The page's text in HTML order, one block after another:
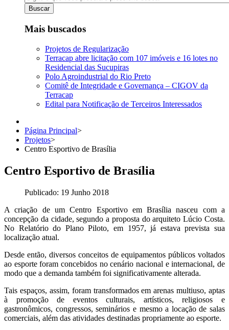
Buscar
Mais buscados
Projetos de Regularização
Terracap abre licitação com 107 imóveis e 16 lotes no
Residencial das Sucupiras
Polo Agroindustrial do Rio Preto
Comitê de Integridade e Governança – CIGOV da
Terracap
Edital para Notificação de Terceiros Interessados
Página Principal>
Projetos>
Centro Esportivo de Brasília
Centro Esportivo de Brasília
Publicado: 19 Junho 2018
A criação de um Centro Esportivo em Brasília nasceu com a
concepção da cidade, segundo a proposta do arquiteto Lúcio Costa.
No Relatório do Plano Piloto, em 1957, já estava prevista sua
localização atual.
Desde então, diversos conceitos de equipamentos públicos voltados
ao esporte foram concebidos no cenário nacional e internacional, de
modo que a demanda também foi significativamente alterada.
Tais espaços, assim, foram transformados em arenas multiuso, aptas
à promoção de eventos culturais, artísticos, religiosos e
gastronômicos, congressos, seminários e mesmo a locação de salas
comerciais, além das atividades destinadas propriamente ao esporte.